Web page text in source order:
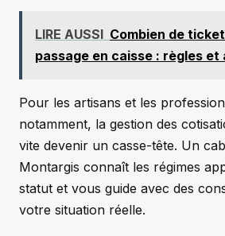
LIRE AUSSI Combien de
passage en caisse : règles et
Pour les artisans et les
notamment, la gestion des
vite devenir un casse-tête. Un
Montargis connaît les régimes
statut et vous guide avec des
votre situation réelle.